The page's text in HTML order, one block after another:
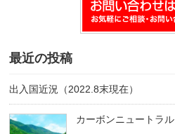
最近の投稿
出入国近況（2022.8末現在）
カーボンニュートラル